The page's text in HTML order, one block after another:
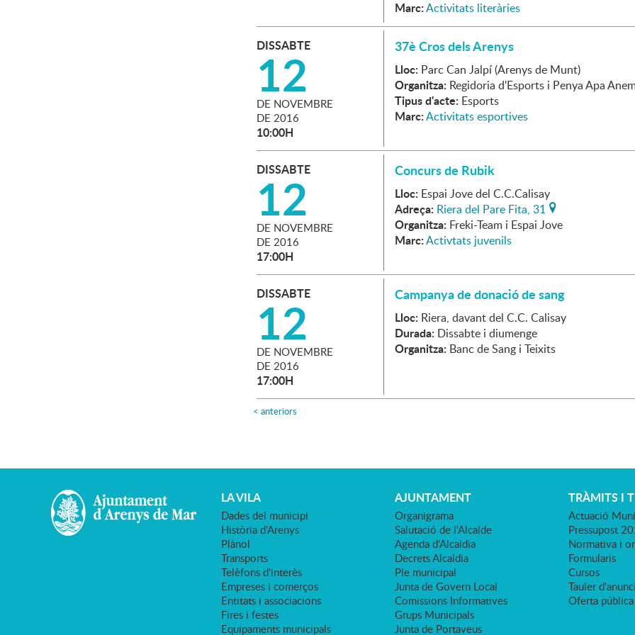
Marc:Activitats literàries
DISSABTE
12
DE NOVEMBRE
DE 2016
10:00H
37è Cros dels Arenys
Lloc: Parc Can Jalpí (Arenys de Munt)
Organitza: Regidoria d'Esports i Penya Apa
Tipus d'acte: Esports
Marc:Activitats esportives
DISSABTE
12
DE NOVEMBRE
DE 2016
17:00H
Concurs de Rubik
Lloc: Espai Jove del C.C.Calisay
Adreça: Riera del Pare Fita, 31
Organitza: Freki-Team i Espai Jove
Marc:Activtats juvenils
DISSABTE
12
DE NOVEMBRE
DE 2016
17:00H
Campanya de donació de sang
Lloc: Riera, davant del C.C. Calisay
Durada: Dissabte i diumenge
Organitza: Banc de Sang i Teixits
< anteriors
LA VILA
Dades del municipi
Història d'Arenys
Plànol
Transports
Telèfons d'interès
Empreses i comerços
Entitats i associacions
Fires i festes
Equipaments municipals
AJUNTAMENT
Organigrama
Salutació de l'Alcalde
Agenda d'Alcaldia
Decrets Alcaldia
Ple municipal
Junta de Govern Local
Comissions Informatives
Grups Municipals
Junta de Portaveus
TRÀMITS I
Actuació
Pressupost
Normativa i
Formularis
Cursos
Tauler
Oferta